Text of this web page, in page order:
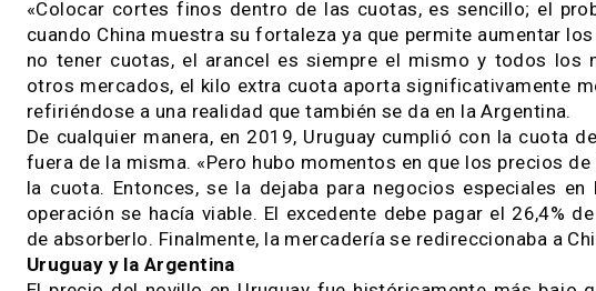
precios, que eran muy superiores a los de otros
hueso, y la valorización que le daba al animal era
haya alcanzado la cotización más alta del mundo.
Rocha, aclarando que el mayor impacto del gigante
aranceles relativamente bajos.
«Colocar cortes finos dentro de las cuotas, es sencillo;
cuando China muestra su fortaleza ya que permite
no tener cuotas, el arancel es siempre el mismo y
otros mercados, el kilo extra cuota aporta
refiriéndose a una realidad que también se da en la